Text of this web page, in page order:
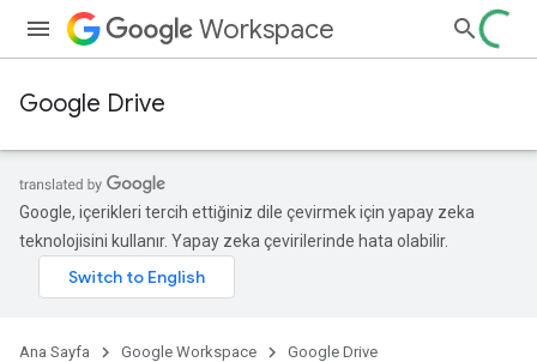
Workspace
Google Drive
Google, içerikleri tercih ettiğiniz dile çevirmek için yapay zeka
teknolojisini kullanır. Yapay zeka çevirilerinde hata olabilir.
Ana Sayfa Google Workspace
Google Drive